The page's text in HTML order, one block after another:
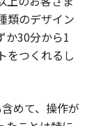
類のデザイン
か30分から1
をつくれるし
めて、操作が